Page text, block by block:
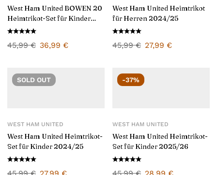
West Ham United BOWEN 20
Heimtrikot-Set für Kinder
2025/26
45,99€ 36,99 €
West Ham United Heimtrikot
für Herren 2024/25
45,99€ 27,99 €
SOLD OUT
WEST HAM UNITED
West Ham United Heimtrikot-
Set für Kinder 2024/25
-37%
WEST HAM UNITED
West Ham United Heimtrikot-
Set für Kinder 2025/26